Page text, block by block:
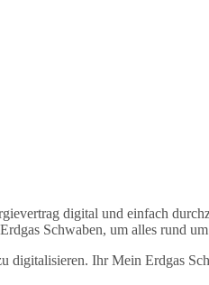
digital und einfach
Schwaben, um alles rund
digitalisieren. Ihr Mein Erdgas